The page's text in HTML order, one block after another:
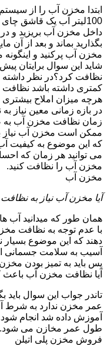
ابتدا مخزن آب را از
بگذارید بماند و بعد از آن
مخزن آب پرکنید و
شاید این سوال برایتان
نظافت کرد؟در نظر
کمتری داشته باشد
هرچه میزان املاح
در بازه زمانی معین نیاز
زمان نظافت مخزن آب به
ممکن است مخزن آب نیاز
که این موضوع به کیفیت
می توانید هر زمان که
مخزن آب را نظافت کنید.
مخزن آب
آیا مخزن آب نیاز به نظافت
همان طور که میدانید آب
با عدم توجه به نظافت
دهند که این موضوع
آسیب به سلامت جسمانی
پس باید به تمیز بودن
آیا نظافت مخزن آب
تاندر جواب این سوال باید
عمر مخزن ندارد به
آموزش داده شد انجام
طول عمر مخازن می شود.
فروش مخزن پلی اتیلن